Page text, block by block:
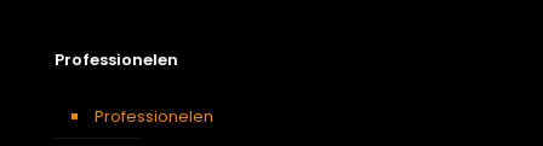
Professionelen
Professionelen